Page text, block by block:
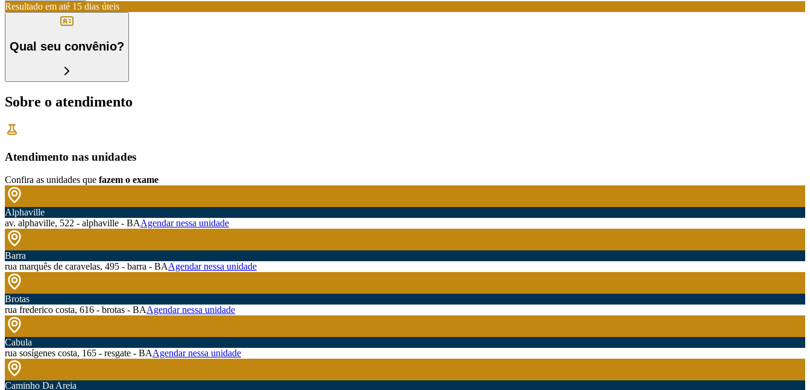
Resultado em até 15 dias úteis
Qual seu convênio?
Sobre o atendimento
Atendimento nas unidades
Confira as unidades que fazem o exame
Alphaville
av. alphaville, 522 - alphaville - BAAgendar nessa unidade
Barra
rua marquês de caravelas, 495 - barra - BAAgendar nessa unidade
Brotas
rua frederico costa, 616 - brotas - BAAgendar nessa unidade
Cabula
rua sosígenes costa, 165 - resgate - BAAgendar nessa unidade
Caminho Da Areia